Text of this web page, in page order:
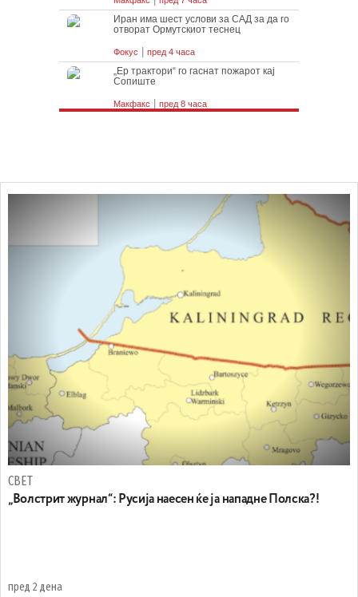
СВЕТ
„Волстрит журнал“: Русија наесен ќе ја нападне Полска?!
пред 2 дена